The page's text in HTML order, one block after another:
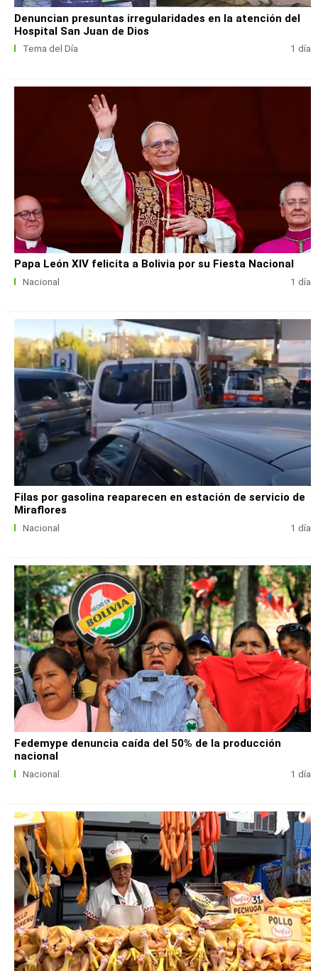
Denuncian presuntas irregularidades en la atención del
Hospital San Juan de Dios
Tema del Día 1 día
Papa León XIV felicita a Bolivia por su Fiesta Nacional
Nacional 1 día
Filas por gasolina reaparecen en estación de servicio de
Miraflores
Nacional 1 día
Fedemype denuncia caída del 50% de la producción
nacional
Nacional 1 día